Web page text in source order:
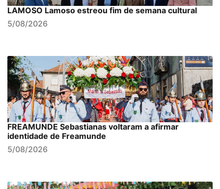
LAMOSO Lamoso estreou fim de semana cultural
5/08/2026
FREAMUNDE Sebastianas voltaram a afirmar
identidade de Freamunde
5/08/2026